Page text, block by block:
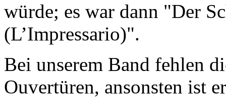
würde; es war dann "Der
(L’Impressario)".
Bei unserem Band fehlen
Ouvertüren, ansonsten ist